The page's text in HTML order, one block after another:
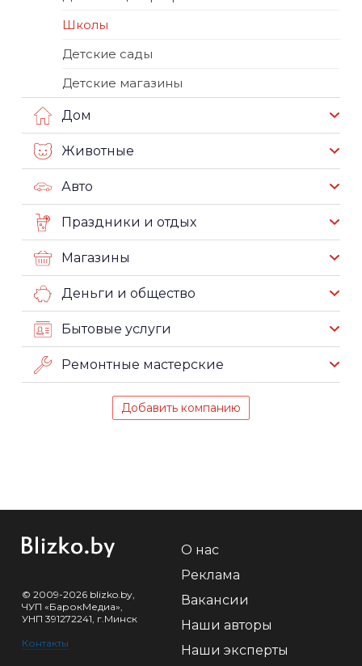
Школы
Детские сады
Детские магазины
Дом
Животные
Авто
Праздники и отдых
Магазины
Деньги и общество
Бытовые услуги
Ремонтные мастерские
Добавить компанию
© 2009-2026 blizko.by,
ЧУП «БарокМедиа»,
УНП 391272241, г.Минск
Контакты
О нас
Реклама
Вакансии
Наши авторы
Наши эксперты